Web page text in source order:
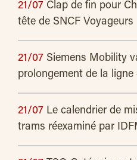
21/07 Clap de fin pour
tête de SNCF Voyageurs
21/07 Siemens Mobility
prolongement de la ligne
21/07 Le calendrier de
trams réexaminé par